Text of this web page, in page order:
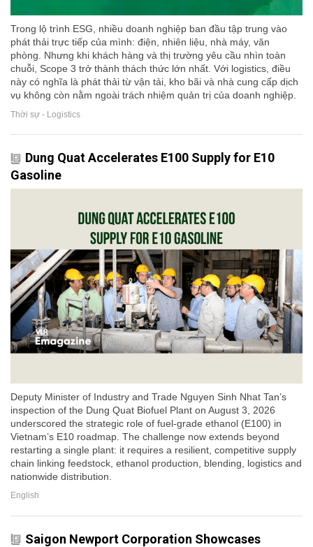
Trong lộ trình ESG, nhiều doanh nghiệp ban đầu tập trung vào
phát thải trực tiếp của mình: điện, nhiên liệu, nhà máy, văn
phòng. Nhưng khi khách hàng và thị trường yêu cầu nhìn toàn
chuỗi, Scope 3 trở thành thách thức lớn nhất. Với logistics, điều
này có nghĩa là phát thải từ vận tải, kho bãi và nhà cung cấp dịch
vụ không còn nằm ngoài trách nhiệm quản trị của doanh nghiệp.
Thời sự - Logistics
Dung Quat Accelerates E100 Supply for E10
Gasoline
Deputy Minister of Industry and Trade Nguyen Sinh Nhat Tan’s
inspection of the Dung Quat Biofuel Plant on August 3, 2026
underscored the strategic role of fuel-grade ethanol (E100) in
Vietnam’s E10 roadmap. The challenge now extends beyond
restarting a single plant: it requires a resilient, competitive supply
chain linking feedstock, ethanol production, blending, logistics and
nationwide distribution.
English
Saigon Newport Corporation Showcases